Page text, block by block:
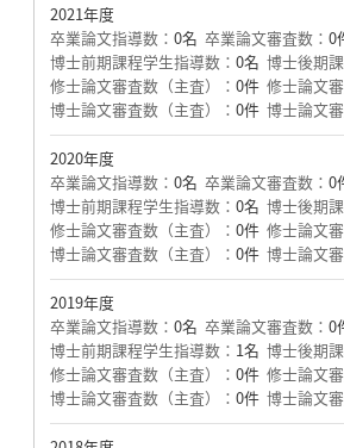
2021年度
卒業論文指導数： 0名 卒業論文審査数： 0
博士前期課程学生指導数： 0名 博士後期
修士論文審査数（主査）： 0件 修士論文
博士論文審査数（主査）： 0件 博士論文
2020年度
卒業論文指導数： 0名 卒業論文審査数： 0
博士前期課程学生指導数： 0名 博士後期
修士論文審査数（主査）： 0件 修士論文
博士論文審査数（主査）： 0件 博士論文
2019年度
卒業論文指導数： 0名 卒業論文審査数： 0
博士前期課程学生指導数： 1名 博士後期
修士論文審査数（主査）： 0件 修士論文
博士論文審査数（主査）： 0件 博士論文